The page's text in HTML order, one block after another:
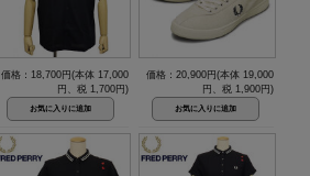
価格：18,700円(本体 17,000
円、税 1,700円)
価格：20,900円(本体 19,000
円、税 1,900円)